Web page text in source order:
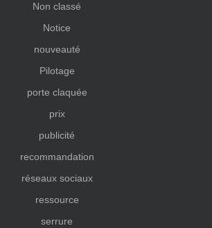
Non classé
Notice
nouveauté
Pilotage
porte claquée
prix
publicité
recommandation
réseaux sociaux
ressource
serrure